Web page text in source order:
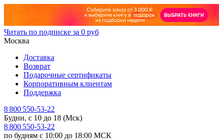
Читать по подписке за 0 руб
Москва
Доставка
Возврат
Подарочные сертификаты
Корпоративным клиентам
Поддержка
8 800 550-53-22
Будни, с 10 до 18 (Мск)
8 800 550-53-22
по будням с 10:00 до 18:00 МСК